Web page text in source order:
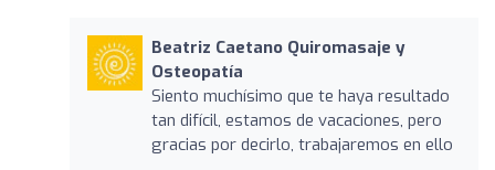
Beatriz Caetano Quiromasaje y
Osteopatía
Siento muchísimo que te haya resultado
tan difícil, estamos de vacaciones, pero
gracias por decirlo, trabajaremos en ello